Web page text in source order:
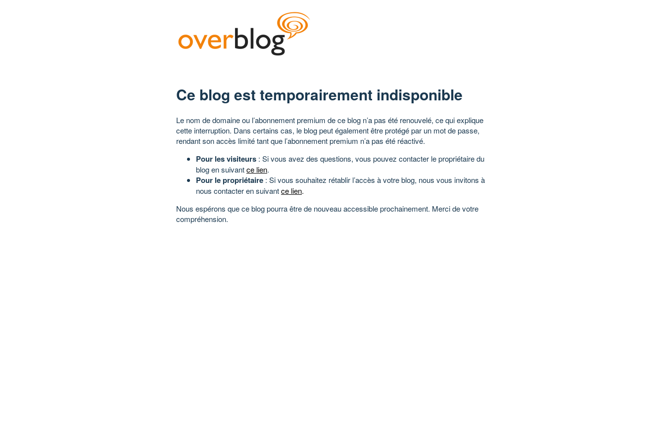
Ce blog est temporairement indisponible
Le nom de domaine ou l’abonnement premium de ce blog n’a pas été renouvelé, ce qui explique
cette interruption. Dans certains cas, le blog peut également être protégé par un mot de passe,
rendant son accès limité tant que l’abonnement premium n’a pas été réactivé.
Pour les visiteurs : Si vous avez des questions, vous pouvez contacter le propriétaire du
blog en suivantce lien.
Pour le propriétaire : Si vous souhaitez rétablir l’accès à votre blog, nous vous invitons à
nous contacter en suivantce lien.
Nous espérons que ce blog pourra être de nouveau accessible prochainement. Merci de votre
compréhension.